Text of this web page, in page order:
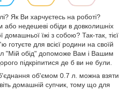
Як Ви харчуєтесь на роботі?
або недешеві обіди в довколишніх
їжі з собою? Так-так, тієї
готуєте для всієї родини на своїй
л "Мій обід" допоможе Вам і Вашим
підкріпитися де б ви не були.
об'ємом 0.7 л. можна взяти
домашній супчик, тому що для